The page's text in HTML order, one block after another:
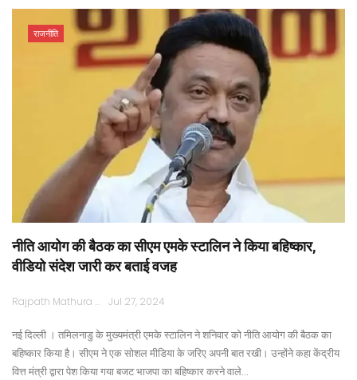
राजनीति
नीति आयोग की बैठक का सीएम एमके स्टालिन ने किया बहिष्कार,
वीडियो संदेश जारी कर बताई वजह
Rajpath Mathura Jul 27, 2024
नई दिल्ली । तमिलनाडु के मुख्यमंत्री एमके स्टालिन ने शनिवार को नीति आयोग की बैठक का
बहिष्कार किया है। सीएम ने एक सोशल मीडिया के जरिए अपनी बात रखी। उन्होंने कहा केंद्रीय
वित्त मंत्री द्वारा पेश किया गया बजट भाजपा का बहिष्कार करने वाले…